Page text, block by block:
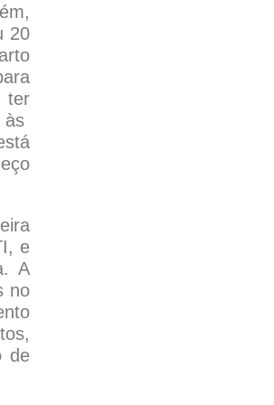
20
ter
às
e
A
no
de